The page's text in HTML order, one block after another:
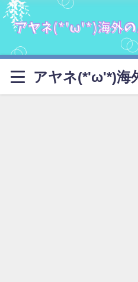
アヤネ(*'ω'*)海